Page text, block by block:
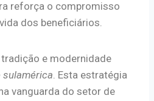
reforça o compromisso
dos beneficiários.
e modernidade
sulamérica. Esta estratégia
vanguarda do setor de